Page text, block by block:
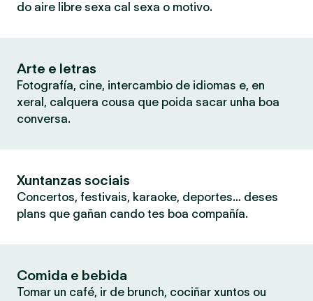
do aire libre sexa cal sexa o motivo.
Arte e letras
Fotografía, cine, intercambio de idiomas e, en
xeral, calquera cousa que poida sacar unha boa
conversa.
Xuntanzas sociais
Concertos, festivais, karaoke, deportes… deses
plans que gañan cando tes boa compañía.
Comida e bebida
Tomar un café, ir de brunch, cociñar xuntos ou